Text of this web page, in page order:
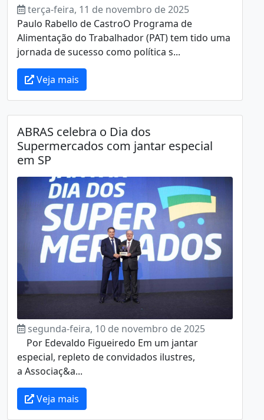
terça-feira, 11 de novembro de 2025
Paulo Rabello de CastroO Programa de
Alimentação do Trabalhador (PAT) tem tido uma
jornada de sucesso como política s...
Veja mais
ABRAS celebra o Dia dos
Supermercados com jantar especial
em SP
segunda-feira, 10 de novembro de 2025
Por Edevaldo Figueiredo Em um jantar
especial, repleto de convidados ilustres,
a Associaç&a...
Veja mais